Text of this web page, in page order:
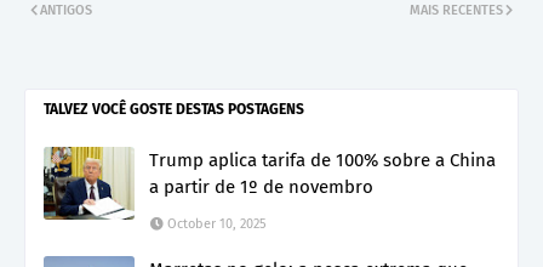
MAIS RECENTES
ANTIGOS
TALVEZ VOCÊ GOSTE DESTAS POSTAGENS
Trump aplica tarifa de 100% sobre a China
a partir de 1º de novembro
October 10, 2025